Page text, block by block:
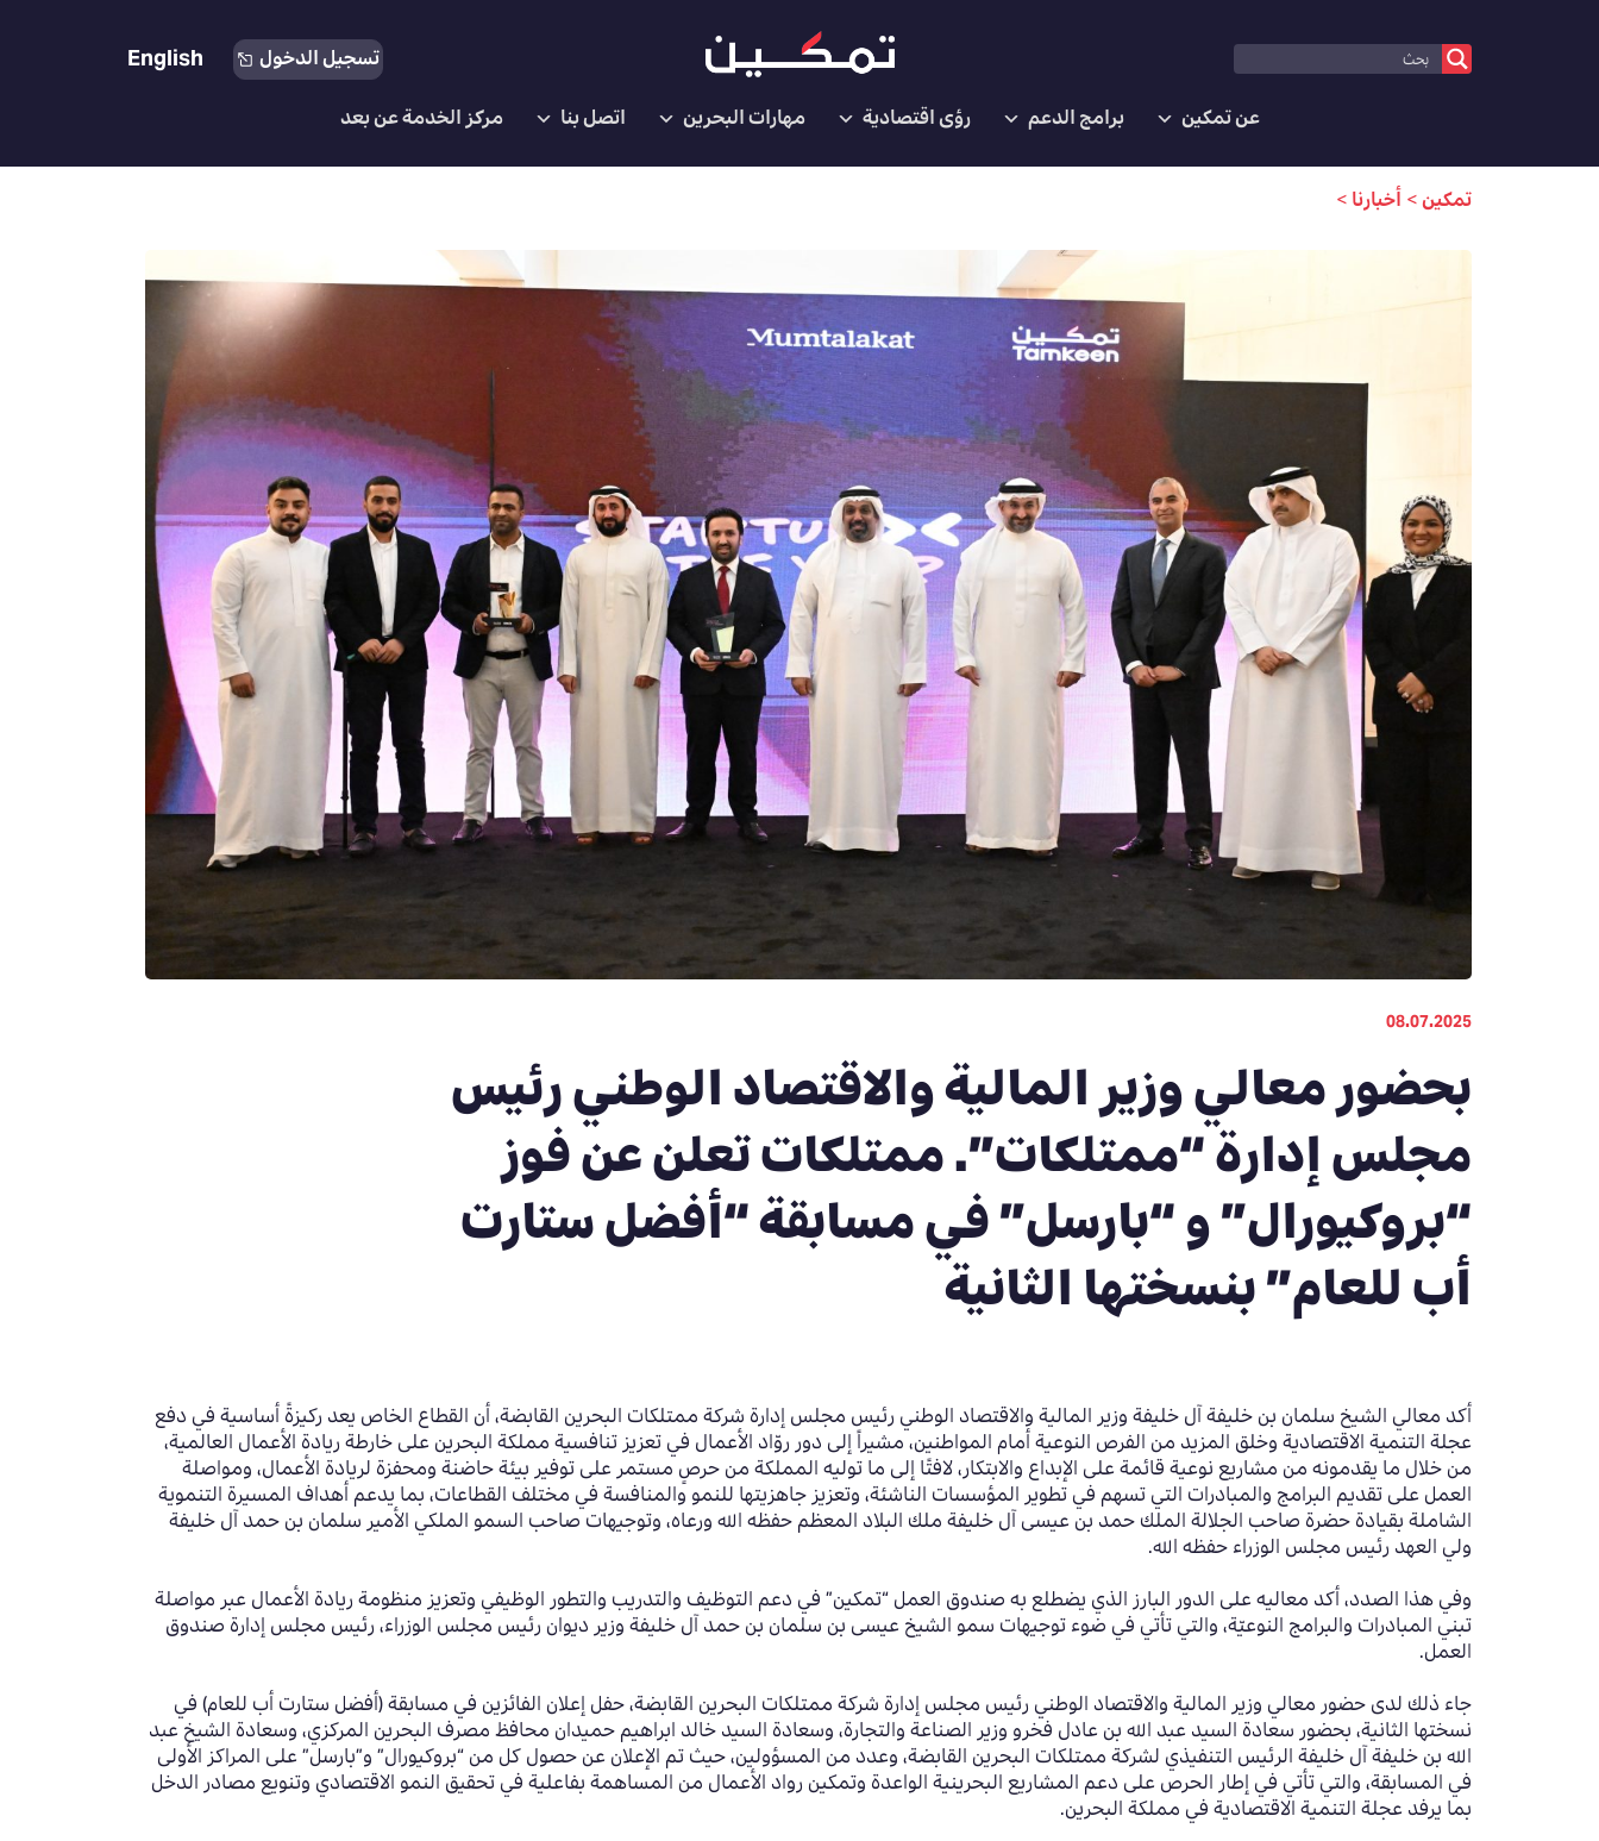
تسجيل الدخول English
عن تمكين برامج الدعم رؤى اقتصادية مهارات البحرين اتصل بنا مركز الخدمة عن بعد
تمكين>أخبارنا>
08.07.2025
بحضور معالي وزير المالية والاقتصاد الوطني رئيس
مجلس إدارة “ممتلكات”. ممتلكات تعلن عن فوز
“بروكيورال” و “بارسل” في مسابقة “أفضل ستارت
أب للعام” بنسختها الثانية
أكد معالي الشيخ سلمان بن خليفة آل خليفة وزير المالية والاقتصاد الوطني رئيس مجلس إدارة شركة ممتلكات البحرين القابضة، أن القطاع الخاص يعد ركيزةً أساسية في دفع
عجلة التنمية الاقتصادية وخلق المزيد من الفرص النوعية أمام المواطنين، مشيراً إلى دور روّاد الأعمال في تعزيز تنافسية مملكة البحرين على خارطة ريادة الأعمال العالمية،
من خلال ما يقدمونه من مشاريع نوعية قائمة على الإبداع والابتكار، لافتًا إلى ما توليه المملكة من حرصٍ مستمر على توفير بيئة حاضنة ومحفزة لريادة الأعمال، ومواصلة
العمل على تقديم البرامج والمبادرات التي تسهم في تطوير المؤسسات الناشئة، وتعزيز جاهزيتها للنمو والمنافسة في مختلف القطاعات، بما يدعم أهداف المسيرة التنموية
الشاملة بقيادة حضرة صاحب الجلالة الملك حمد بن عيسى آل خليفة ملك البلاد المعظم حفظه الله ورعاه، وتوجيهات صاحب السمو الملكي الأمير سلمان بن حمد آل خليفة
ولي العهد رئيس مجلس الوزراء حفظه الله.
وفي هذا الصدد، أكد معاليه على الدور البارز الذي يضطلع به صندوق العمل “تمكين” في دعم التوظيف والتدريب والتطور الوظيفي وتعزيز منظومة ريادة الأعمال عبر مواصلة
تبني المبادرات والبرامج النوعيّة، والتي تأتي في ضوء توجيهات سمو الشيخ عيسى بن سلمان بن حمد آل خليفة وزير ديوان رئيس مجلس الوزراء، رئيس مجلس إدارة صندوق
العمل.
جاء ذلك لدى حضور معالي وزير المالية والاقتصاد الوطني رئيس مجلس إدارة شركة ممتلكات البحرين القابضة، حفل إعلان الفائزين في مسابقة (أفضل ستارت أب للعام) في
نسختها الثانية، بحضور سعادة السيد عبد الله بن عادل فخرو وزير الصناعة والتجارة، وسعادة السيد خالد ابراهيم حميدان محافظ مصرف البحرين المركزي، وسعادة الشيخ عبد
الله بن خليفة آل خليفة الرئيس التنفيذي لشركة ممتلكات البحرين القابضة، وعدد من المسؤولين، حيث تم الإعلان عن حصول كل من “بروكيورال” و”بارسل” على المراكز الأولى
في المسابقة، والتي تأتي في إطار الحرص على دعم المشاريع البحرينية الواعدة وتمكين رواد الأعمال من المساهمة بفاعلية في تحقيق النمو الاقتصادي وتنويع مصادر الدخل
بما يرفد عجلة التنمية الاقتصادية في مملكة البحرين.